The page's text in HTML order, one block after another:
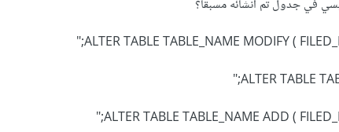
في جدول تم انشائه مسبقا؟